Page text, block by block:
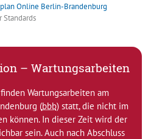
Online Berlin-Brandenburg
Standards
– Wartungsarbeiten
Wartungsarbeiten am
(bbb) statt, die nicht im
können. In dieser Zeit wird der
sein. Auch nach Abschluss